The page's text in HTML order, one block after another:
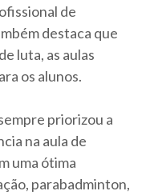
de
destaca que
luta, as aulas
os alunos.
priorizou a
na aula de
uma ótima
parabadminton,